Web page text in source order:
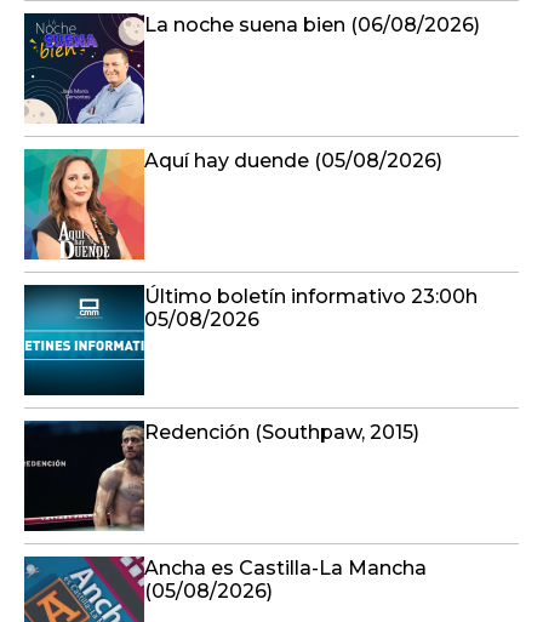
La noche suena bien (06/08/2026)
Aquí hay duende (05/08/2026)
Último boletín informativo 23:00h
05/08/2026
Redención (Southpaw, 2015)
Ancha es Castilla-La Mancha
(05/08/2026)